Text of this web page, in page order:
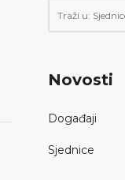
Novosti
Događaji
Sjednice